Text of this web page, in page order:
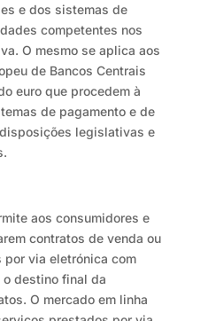
e dos sistemas de
competentes nos
O mesmo se aplica aos
de Bancos Centrais
euro que procedem à
de pagamento e de
legislativas e
aos consumidores e
contratos de venda ou
via eletrónica com
destino final da
O mercado em linha